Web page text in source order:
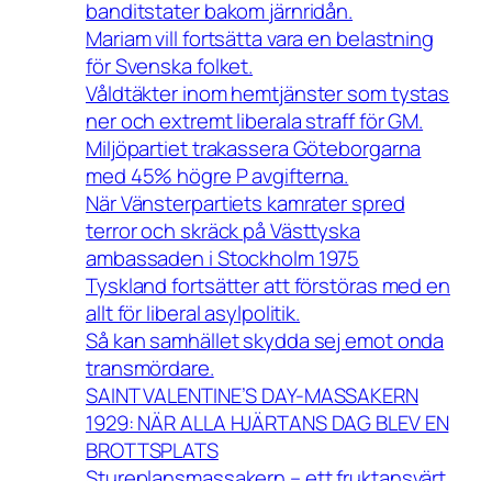
banditstater bakom järnridån.
Mariam vill fortsätta vara en belastning
för Svenska folket.
Våldtäkter inom hemtjänster som tystas
ner och extremt liberala straff för GM.
Miljöpartiet trakassera Göteborgarna
med 45% högre P avgifterna.
När Vänsterpartiets kamrater spred
terror och skräck på Västtyska
ambassaden i Stockholm 1975
Tyskland fortsätter att förstöras med en
allt för liberal asylpolitik.
Så kan samhället skydda sej emot onda
transmördare.
SAINT VALENTINE’S DAY-MASSAKERN
1929: NÄR ALLA HJÄRTANS DAG BLEV EN
BROTTSPLATS